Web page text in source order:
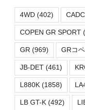
4WD (402)
COPEN GR SPORT
GR (969) GRコ
JB-DET (461)
L880K (1858)
LB GT-K (492)